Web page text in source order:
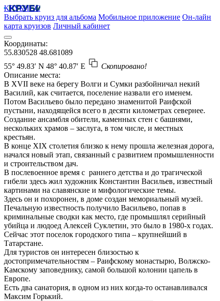
КРУБИСС
Выбрать круиз для альбома Мобильное приложение Он-лайн
карта круизов Личный кабинет
Координаты:
55.830528 48.681089
55° 49.83′ N 48° 40.87′ E
Скопировано!
Описание места:
В XVII веке на берегу Волги и Сумки разбойничал некий
Василий, как считается, поселение назвали его именем.
Потом Васильево было передано знаменитой Раифской
пустыни, находящейся всего в десяти километрах севернее.
Создание ансамбля обители, каменных стен с башнями,
нескольких храмов – заслуга, в том числе, и местных
крестьян.
В конце XIX столетия близко к нему прошла железная дорога,
начался новый этап, связанный с развитием промышленности
и строительством дач.
В послевоенное время с раннего детства и до трагической
гибели здесь жил художник Константин Васильев, известный
картинами на славянские и мифологические темы.
Здесь он и похоронен, в доме создан мемориальный музей.
Печальную известность получило Васильево, попав в
криминальные сводки как место, где промышлял серийный
убийца и людоед Алексей Суклетин, это было в 1980-х годах.
Сейчас этот поселок городского типа – крупнейший в
Татарстане.
Для туристов он интересен близостью к
достопримечательностям – Раифскому монастырю, Волжско-
Камскому заповеднику, самой большой колонии цапель в
Европе.
Есть два санатория, в одном из них когда-то останавливался
Максим Горький.